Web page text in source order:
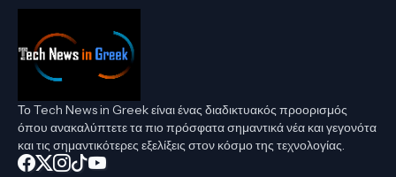
Το Tech News in Greek είναι ένας διαδικτυακός προορισμός
όπου ανακαλύπτετε τα πιο πρόσφατα σημαντικά νέα και γεγονότα
και τις σημαντικότερες εξελίξεις στον κόσμο της τεχνολογίας.